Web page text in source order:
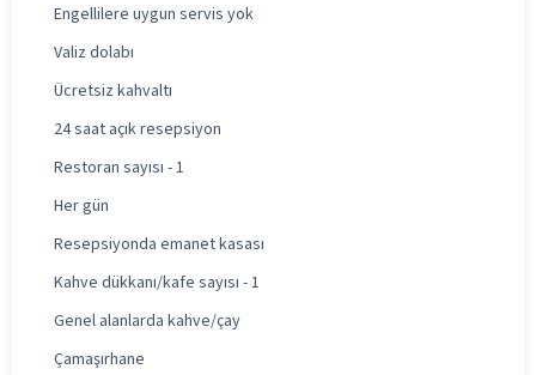
Engellilere uygun servis yok
Valiz dolabı
Ücretsiz kahvaltı
24 saat açık resepsiyon
Restoran sayısı - 1
Her gün
Resepsiyonda emanet kasası
Kahve dükkanı/kafe sayısı - 1
Genel alanlarda kahve/çay
Çamaşırhane